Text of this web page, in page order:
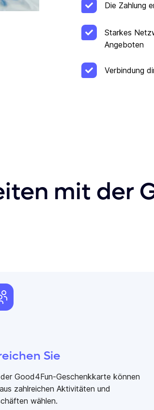
Die Zahlung
Starkes
Angeboten
Verbindung
mit der
Sie
Good4Fun-Geschenkkarte können
zahlreichen Aktivitäten und
wählen.